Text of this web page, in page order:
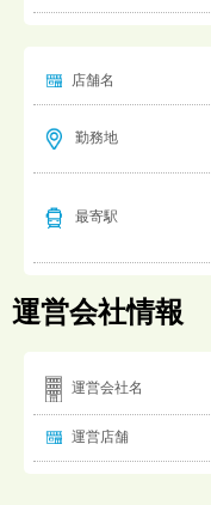
店舗名
勤務地
最寄駅
運営会社情報
運営会社名
運営店舗